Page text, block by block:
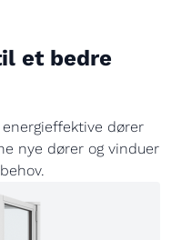
et bedre
dører
nye dører og vinduer